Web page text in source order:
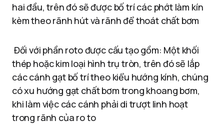
hai đầu, trên đó sẽ được bố trí các phớt làm kín
kèm theo rãnh hút và rãnh để thoát chất bơm
Đối với phần roto được cấu tạo gồm: Một khối
thép hoặc kim loại hình trụ tròn, trên đó sẽ lắp
các cánh gạt bố trí theo kiểu hướng kính, chúng
có xu hướng gạt chất bơm trong khoang bơm,
khi làm việc các cánh phải di trượt linh hoạt
trong rãnh của ro to